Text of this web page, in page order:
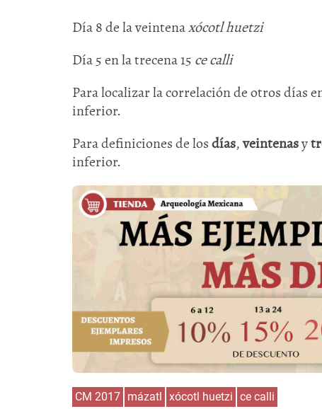
Día 8 de la veintenaxócotl huetzi
Día 5 en la trecena 15 ce calli
Para localizar la correlación de otros días
inferior.
Para definiciones de losdías,veintenasy
inferior.
CM 2017 mázatl xócotl huetzi ce calli